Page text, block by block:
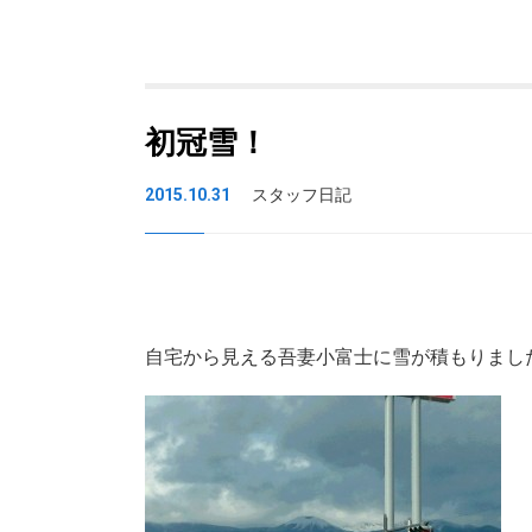
初冠雪！
2015.10.31 スタッフ日記
自宅から見える吾妻小富士に雪が積もりまし